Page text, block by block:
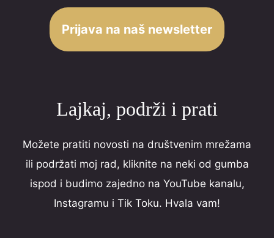
Prijava na naš newsletter
Lajkaj, podrži i prati
Možete pratiti novosti na društvenim mrežama
ili podržati moj rad, kliknite na neki od gumba
ispod i budimo zajedno na YouTube kanalu,
Instagramu i Tik Toku. Hvala vam!